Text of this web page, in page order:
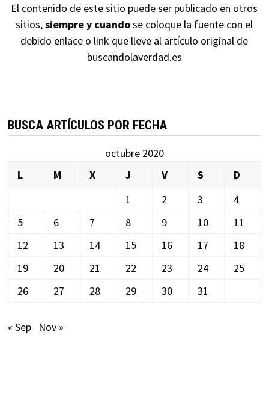
El contenido de este sitio puede ser publicado en otros
sitios,siempre y cuandose coloque la fuente con el
debido enlace o link que lleve al artículo original de
buscandolaverdad.es
BUSCA ARTÍCULOS POR FECHA
octubre 2020
L
M X J V S
D
1
2 3
4
5
6 7 8 9 10
11
12
13 14 15 16 17
18
19
20 21 22 23 24
25
26
27 28 29 30 31
« Sep Nov »